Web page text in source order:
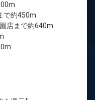
で約450m
店まで約640m